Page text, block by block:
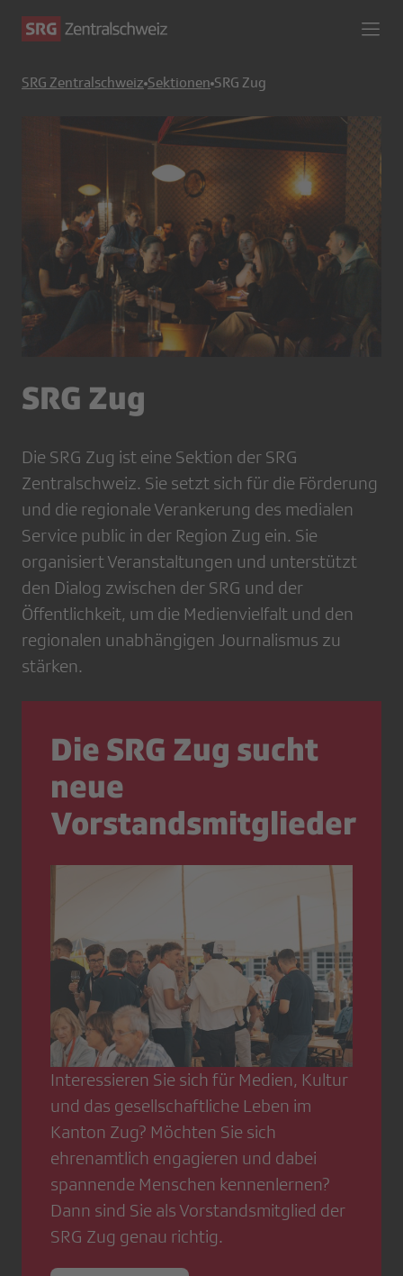
SRG Zentralschweiz Sektionen SRG Zug
SRG Zug
Die SRG Zug ist eine Sektion der SRG
Zentralschweiz. Sie setzt sich für die Förderung
und die regionale Verankerung des medialen
Service public in der Region Zug ein. Sie
organisiert Veranstaltungen und unterstützt
den Dialog zwischen der SRG und der
Öffentlichkeit, um die Medienvielfalt und den
regionalen unabhängigen Journalismus zu
stärken.
Die SRG Zug sucht
neue
Vorstandsmitglieder
Interessieren Sie sich für Medien, Kultur
und das gesellschaftliche Leben im
Kanton Zug? Möchten Sie sich
ehrenamtlich engagieren und dabei
spannende Menschen kennenlernen?
Dann sind Sie als Vorstandsmitglied der
SRG Zug genau richtig.